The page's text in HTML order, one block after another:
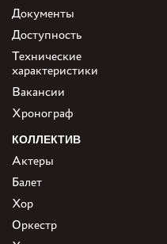
Документы
Доступность
Технические
характеристики
Вакансии
Хронограф
КОЛЛЕКТИВ
Актеры
Балет
Хор
Оркестр